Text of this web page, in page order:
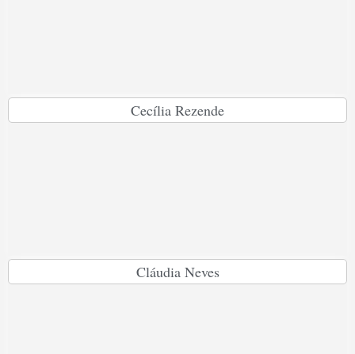
Cecília Rezende
Cláudia Neves